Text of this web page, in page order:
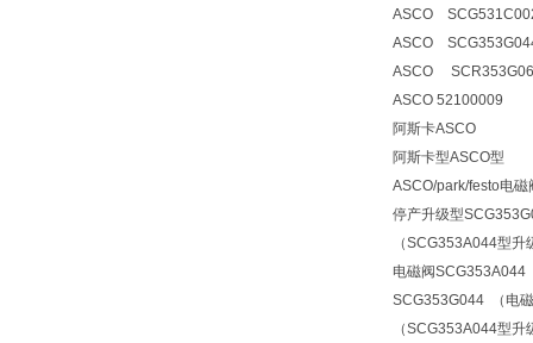
ASCO
ASCO
ASCO
ASCO 52100009
阿斯卡ASCO
阿斯卡型ASCO型
ASCO/park/festo电磁
停产升级型
（SCG353A044型
电磁阀
SCG353G044 （电
（SCG353A044型